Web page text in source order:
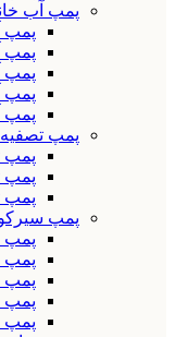
پمپ آب
پمپ
پمپ
پمپ
پمپ
پمپ
پمپ تصفیه
پمپ
پمپ
پمپ
پمپ
پمپ
پمپ
پمپ
پمپ
پمپ